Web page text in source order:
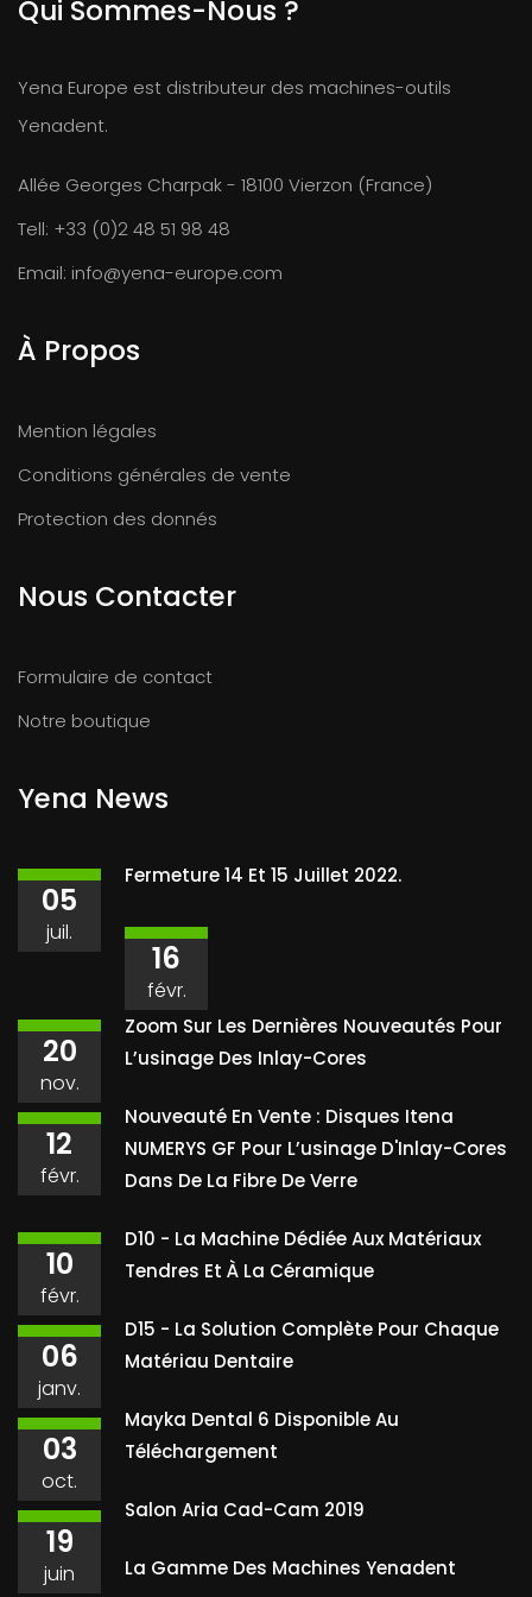
Qui Sommes-Nous ?
Yena Europe est distributeur des machines-outils
Yenadent.
Allée Georges Charpak - 18100 Vierzon (France)
Tell: +33 (0)2 48 51 98 48
Email: info@yena-europe.com
À Propos
Mention légales
Conditions générales de vente
Protection des donnés
Nous Contacter
Formulaire de contact
Notre boutique
Yena News
05
juil.
Fermeture 14 Et 15 Juillet 2022.
16
févr.
Zoom Sur Les Dernières Nouveautés Pour
L’usinage Des Inlay-Cores
20
nov.
Nouveauté En Vente : Disques Itena
NUMERYS GF Pour L’usinage D'Inlay-Cores
Dans De La Fibre De Verre
12
févr.
D10 - La Machine Dédiée Aux Matériaux
Tendres Et À La Céramique
10
févr.
D15 - La Solution Complète Pour Chaque
Matériau Dentaire
06
janv.
Mayka Dental 6 Disponible Au
Téléchargement
03
oct.
Salon Aria Cad-Cam 2019
19
juin La Gamme Des Machines Yenadent